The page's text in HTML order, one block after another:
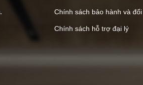
Chính sách bảo hành và
Chính sách hỗ trợ đại lý